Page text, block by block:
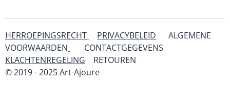
HERROEPINGSRECHT PRIVACYBELEID
ALGEMENE
VOORWAARDEN
CONTACTGEGEVENS
KLACHTENREGELING
RETOUREN
© 2019 - 2025 Art-Ajoure